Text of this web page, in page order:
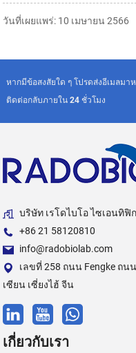
วันที่เผยแพร่: 10 เมษายน 2566
หากมีข้อสงสัยใด ๆ โปรดส่งอีเมลมาห
ติดต่อกลับภายใน 24 ชั่วโมง
บริษัท เรโดไบโอ ไซเอนทิฟิ
+86 21 58120810
info@radobiolab.com
เลขที่ 258 ถนน Fengke ถน
เซียน เซี่ยงไฮ้ จีน
เกี่ยวกับเรา